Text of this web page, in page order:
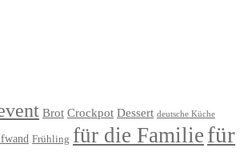
Brot Crockpot Dessert deutsche Küche
Frühling für die Familie für